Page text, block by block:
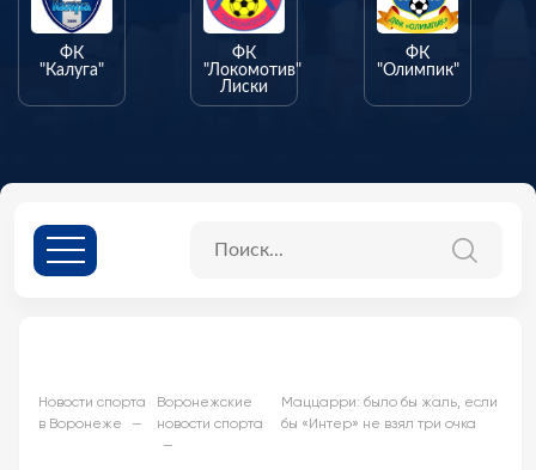
ФК
"Калуга"
ФК
"Локомотив"
Лиски
ФК
"Олимпик"
Новости спорта
в Воронеже
Воронежские
новости спорта
Маццарри: было бы жаль, если
бы «Интер» не взял три очка